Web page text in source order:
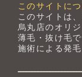
このサイトに
このサイトは
烏丸店のオリ
薄毛・抜け毛
施術による発